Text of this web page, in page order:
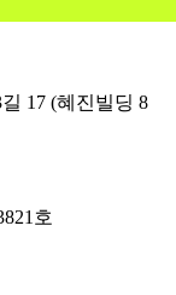
17 (혜진빌딩 8
호